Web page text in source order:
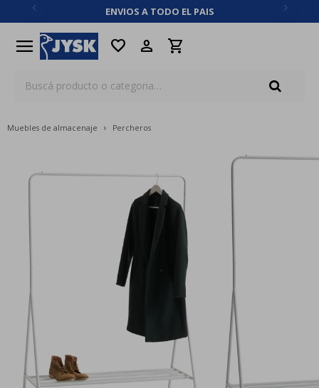
ENVIOS A TODO EL PAIS
menu favorite
Muebles de almacenaje Percheros
close